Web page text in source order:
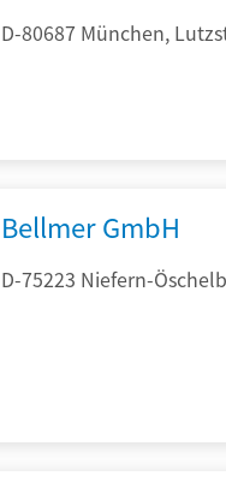
D-80687 München,
Bellmer GmbH
D-75223 Niefern-